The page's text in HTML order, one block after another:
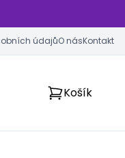
údajůO násKontakt
Košík